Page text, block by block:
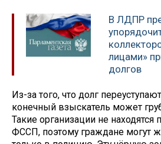
В ЛДПР
лицами»
долгов
Из-за того, что долг
конечный взыскатель может
Такие организации не
ФССП, поэтому граждане могут